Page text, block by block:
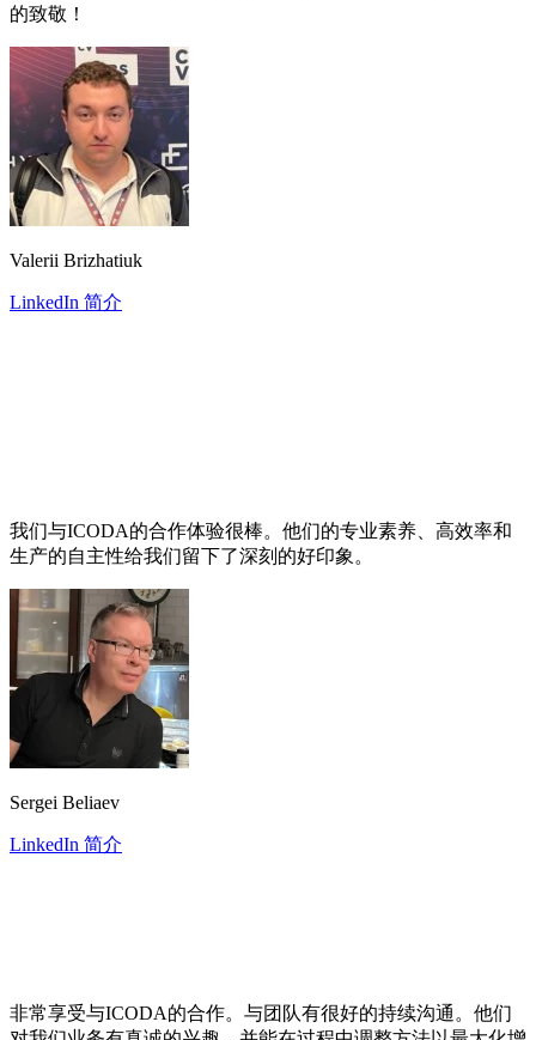
的致敬！
Valerii Brizhatiuk
LinkedIn 简介
我们与ICODA的合作体验很棒。他们的专业素养、高效率和
生产的自主性给我们留下了深刻的好印象。
Sergei Beliaev
LinkedIn 简介
非常享受与ICODA的合作。与团队有很好的持续沟通。他们